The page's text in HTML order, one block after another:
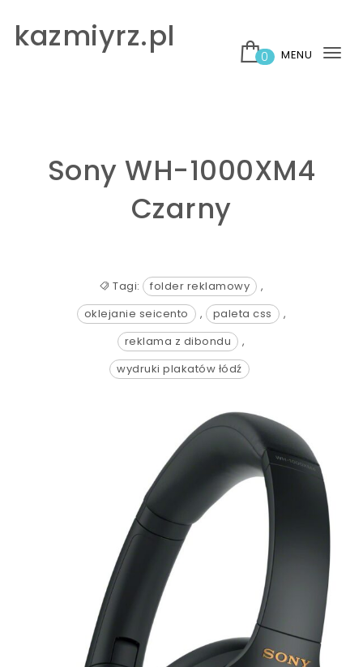
kazmiyrz.pl
0 MENU
Sony WH-1000XM4
Czarny
Tagi: folder reklamowy
,
oklejanie seicento
, paleta css
,
reklama z dibondu
,
wydruki plakatów łódź